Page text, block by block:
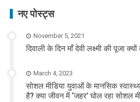
नए पोस्ट्स
November 5, 2021
दिवाली के दिन माँ देवी लक्ष्मी की पूजा
March 4, 2023
सोशल मीडिया युवाओं के मानसिक
है? क्या जीवन में ‘जहर’ घोल रहा सोशल